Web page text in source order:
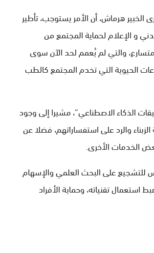
هرماش، أن الأمر يستوجب، تأطير
و الإعلام لحماية المجتمع من
والتي لم يُعمم لحد الآن سوى
الحيوية التي تخدم المجتمع كالطب
الذكاء الاصطناعي”، مشيرا إلى وجود
والرد على استفساراتهم، فضلا عن
الخدمات الأخرى.
للتشجيع على البحث العلمي والإسهام
تقنياته، وحماية الأفراد